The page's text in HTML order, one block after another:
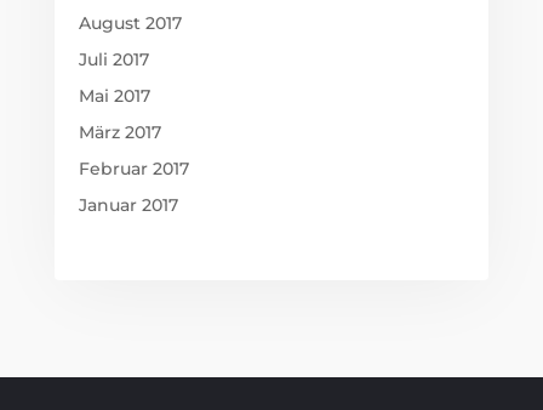
August 2017
Juli 2017
Mai 2017
März 2017
Februar 2017
Januar 2017